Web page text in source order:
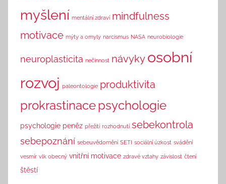
myšlení mentální zdraví mindfulness
motivace mýty a omyly narcismus NASA neurobiologie
neuroplasticita nečinnost návyky osobní
rozvoj paleontologie produktivita
prokrastinacepsychologie
psychologie peněz přežití rozhodnutí sebekontrola
sebepoznání sebeuvědomění SETI sociální úzkost svádění
vesmír vlk obecný vnitřní motivace zdravé vztahy závislost čtení
štěstí